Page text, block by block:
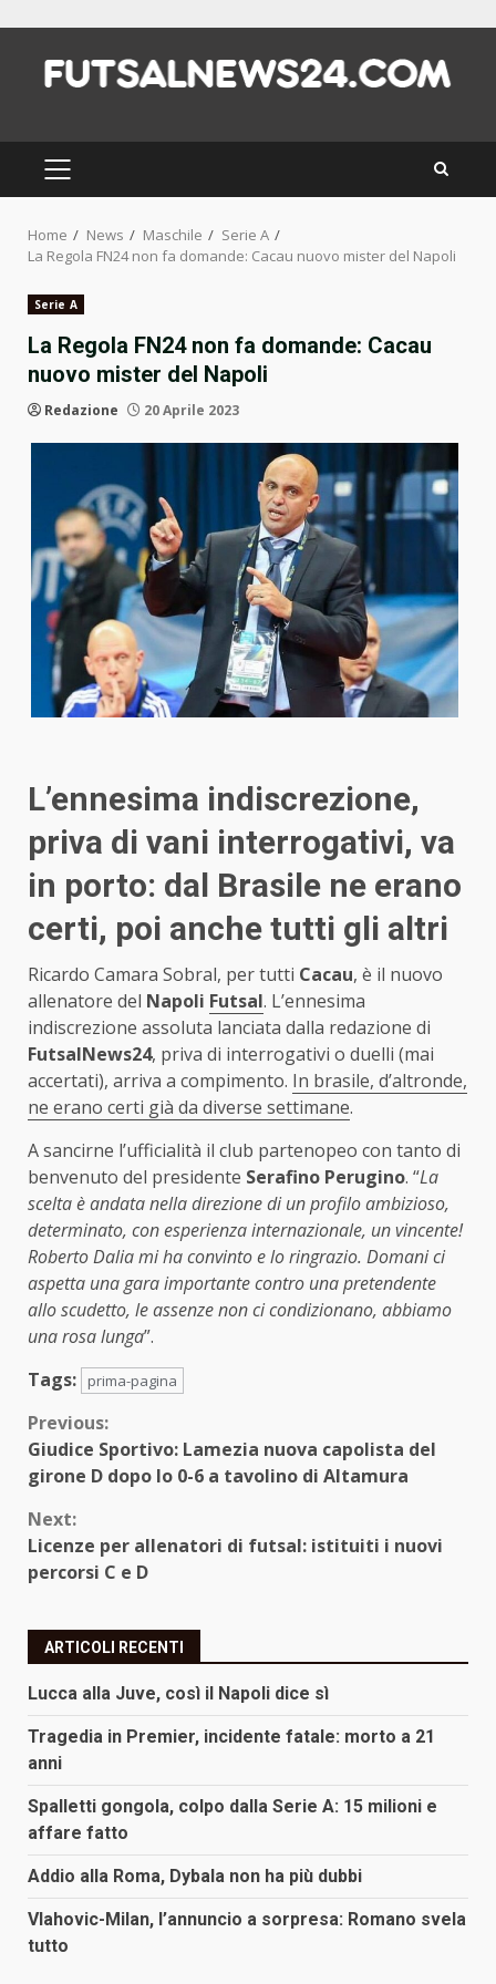
content
PRIMARY
MENU
Home News Maschile
Serie A
La Regola FN24 non fa domande: Cacau nuovo mister del Napoli
Serie A
La Regola FN24 non fa domande: Cacau
nuovo mister del Napoli
Redazione 20 Aprile 2023
L’ennesima indiscrezione,
priva di vani interrogativi, va
in porto: dal Brasile ne erano
certi, poi anche tutti gli altri
Ricardo Camara Sobral, per tutti Cacau, è il nuovo
allenatore del Napoli Futsal. L’ennesima
indiscrezione assoluta lanciata dalla redazione di
FutsalNews24, priva di interrogativi o duelli (mai
accertati), arriva a compimento. In brasile, d’altronde,
ne erano certi già da diverse settimane.
A sancirne l’ufficialità il club partenopeo con tanto di
benvenuto del presidente Serafino Perugino. “La
scelta è andata nella direzione di un profilo ambizioso,
determinato, con esperienza internazionale, un vincente!
Roberto Dalia mi ha convinto e lo ringrazio. Domani ci
aspetta una gara importante contro una pretendente
allo scudetto, le assenze non ci condizionano, abbiamo
una rosa lunga”.
Tags:
prima-pagina
Continue
Reading
Previous:
Giudice Sportivo: Lamezia nuova capolista del
girone D dopo lo 0-6 a tavolino di Altamura
Next:
Licenze per allenatori di futsal: istituiti i nuovi
percorsi C e D
ARTICOLI RECENTI
Lucca alla Juve, così il Napoli dice sì
Tragedia in Premier, incidente fatale: morto a 21
anni
Spalletti gongola, colpo dalla Serie A: 15 milioni e
affare fatto
Addio alla Roma, Dybala non ha più dubbi
Vlahovic-Milan, l’annuncio a sorpresa: Romano svela
tutto